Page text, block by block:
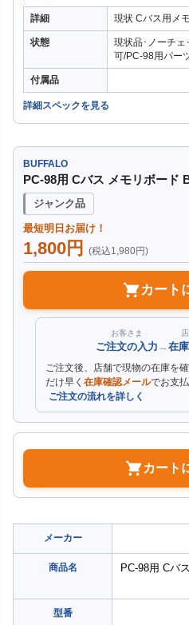
詳細 現状 Cバス用メ
状態
現状品･ノーチェ
可/PC-98用パー
付属品
詳細スペックを見る
BUFFALO
PC-98用 Cバス メモリボード
ジャンク品
最短明日お届け！
1,800円 (税込1,980円)
カート
お客さま
ご注文の入力 → 在
ご注文後、店舗で現物の在庫を
だけ早く 在庫確認メールでお支
ご注文の流れを詳しく
カート
メーカー
商品名
PC-98用 Cバ
型番